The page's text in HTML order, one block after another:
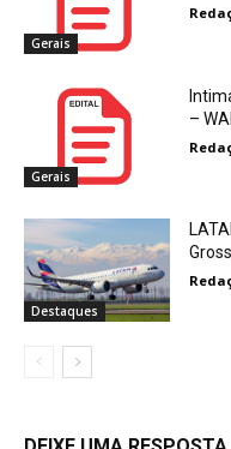
Gerais
Gerais
–
Destaques